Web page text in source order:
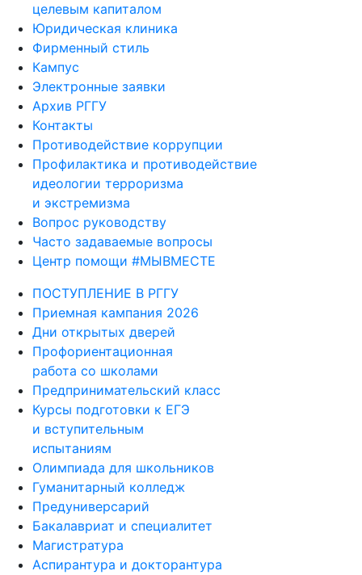
целевым капиталом
Юридическая клиника
Фирменный стиль
Кампус
Электронные заявки
Архив РГГУ
Контакты
Противодействие коррупции
Профилактика и противодействие
идеологии терроризма
и экстремизма
Вопрос руководству
Часто задаваемые вопросы
Центр помощи #МЫВМЕСТЕ
ПОСТУПЛЕНИЕ В РГГУ
Приемная кампания 2026
Дни открытых дверей
Профориентационная
работа со школами
Предпринимательский класс
Курсы подготовки к ЕГЭ
и вступительным
испытаниям
Олимпиада для школьников
Гуманитарный колледж
Предуниверсарий
Бакалавриат и специалитет
Магистратура
Аспирантура и докторантура